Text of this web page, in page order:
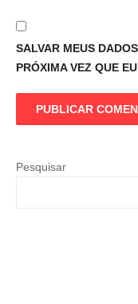
SALVAR MEUS
PRÓXIMA VEZ QUE
Pesquisar